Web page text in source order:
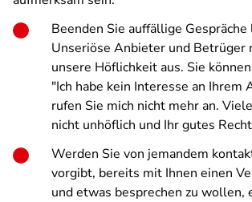
Beenden Sie auffällige
Unseriöse Anbieter und Betrüger
unsere Höflichkeit aus. Sie
"Ich habe kein Interesse an Ihrem
rufen Sie mich nicht mehr an.
nicht unhöflich und Ihr gutes
Werden Sie von jemandem
vorgibt, bereits mit Ihnen einen
und etwas besprechen zu wollen,